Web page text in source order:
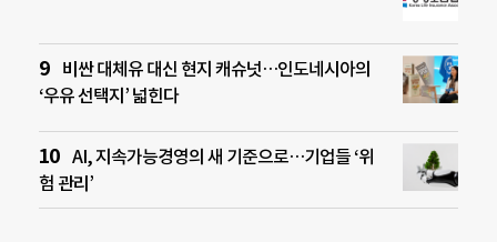
비싼 대체유 대신 현지 캐슈넛…인도네시아의
‘우유 선택지’ 넓힌다
AI, 지속가능경영의 새 기준으로…기업들 ‘위
험 관리’